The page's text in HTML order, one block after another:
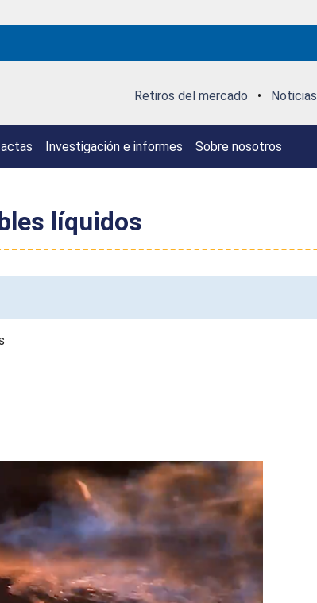
Retiros del mercado • Noticias
Investigación e informes Sobre nosotros
líquidos